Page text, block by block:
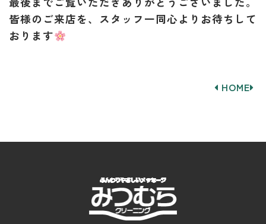
皆様のご来店を、スタッフ一同心よりお待ちして
おります
HOME